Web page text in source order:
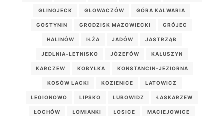
GLINOJECK GŁOWACZÓW GÓRA KALWARIA
GOSTYNIN GRODZISK MAZOWIECKI GRÓJEC
HALINÓW IŁŻA JADÓW JASTRZĄB
JEDLNIA-LETNISKO JÓZEFÓW KAŁUSZYN
KARCZEW KOBYŁKA KONSTANCIN-JEZIORNA
KOSÓW LACKI KOZIENICE LATOWICZ
LEGIONOWO LIPSKO LUBOWIDZ ŁASKARZEW
ŁOCHÓW ŁOMIANKI ŁOSICE MACIEJOWICE